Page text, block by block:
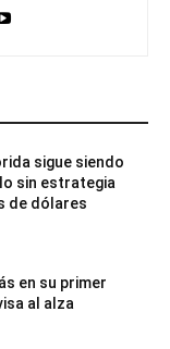
sigue siendo
sin estrategia
de dólares
en su primer
al alza